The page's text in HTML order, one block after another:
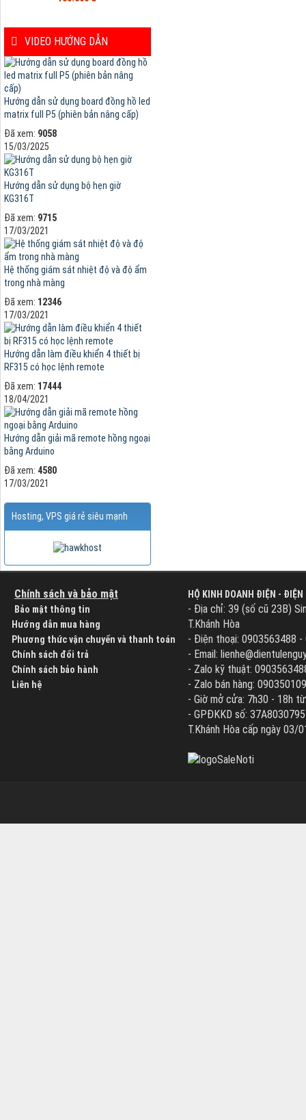
VIDEO HƯỚNG DẪN
Hướng dẫn sử dụng board đồng hồ led
matrix full P5 (phiên bản nâng cấp)
Đã xem: 9058
15/03/2025
Hướng dẫn sử dụng bộ hẹn giờ
KG316T
Đã xem: 9715
17/03/2021
Hệ thống giám sát nhiệt độ và độ ẩm
trong nhà màng
Đã xem: 12346
17/03/2021
Hướng dẫn làm điều khiển 4 thiết bị
RF315 có học lệnh remote
Đã xem: 17444
18/04/2021
Hướng dẫn giải mã remote hồng ngoại
bằng Arduino
Đã xem: 4580
17/03/2021
Hosting, VPS giá rẻ siêu mạnh
Chính sách và bảo mật
Bảo mật thông tin
Hướng dẫn mua hàng
Phương thức vận chuyển và thanh toán
Chính sách đổi trả
Chính sách bảo hành
Liên hệ
HỘ KINH DOANH ĐIỆN - ĐIỆN
- Địa chỉ: 39 (số cũ 23B)
T.Khánh Hòa
- Điện thoại: 0903563488
- Email:
- Zalo kỹ thuật:
- Zalo bán hàng:
- Giờ mở cửa: 7h30 - 18h
- GPĐKKD số:
T.Khánh Hòa cấp ngày 03/